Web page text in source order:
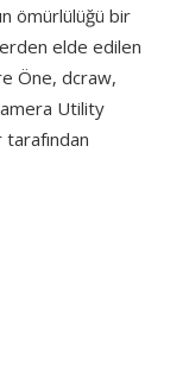
ömürlülüğü bir
elde edilen
Öne, dcraw,
Utility
tarafından